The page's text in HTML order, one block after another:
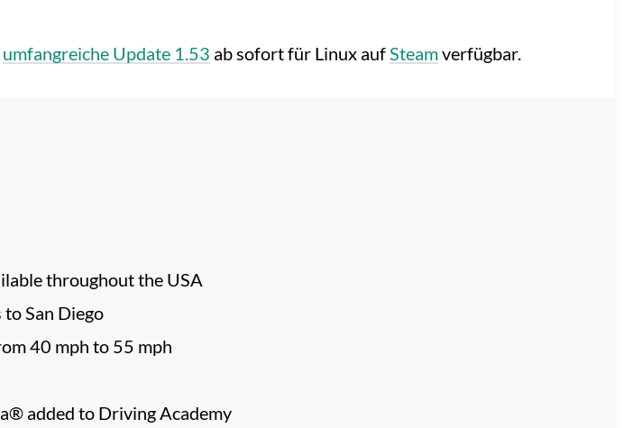
umfangreiche Update 1.53 ab sofort für Linux aufSteamverfügbar.
throughout the USA
San Diego
40 mph to 55 mph
added to Driving Academy